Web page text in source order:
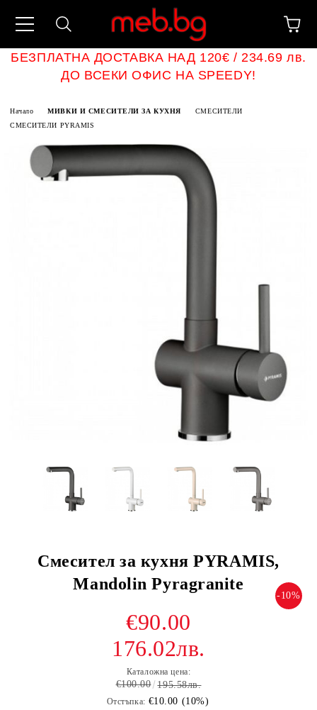
БЕЗПЛАТНА ДОСТАВКА НАД 120€ / 234.69 лв.
ДО ВСЕКИ ОФИС НА SPEEDY!
Начало МИВКИ И СМЕСИТЕЛИ ЗА КУХНЯ
СМЕСИТЕЛИ
СМЕСИТЕЛИ PYRAMIS
Смесител за кухня PYRAMIS,
Mandolin Pyragranite
-10%
€90.00
176.02лв.
Каталожна цена:
€100.00 195.58лв.
Отстъпка: €10.00 (10%)